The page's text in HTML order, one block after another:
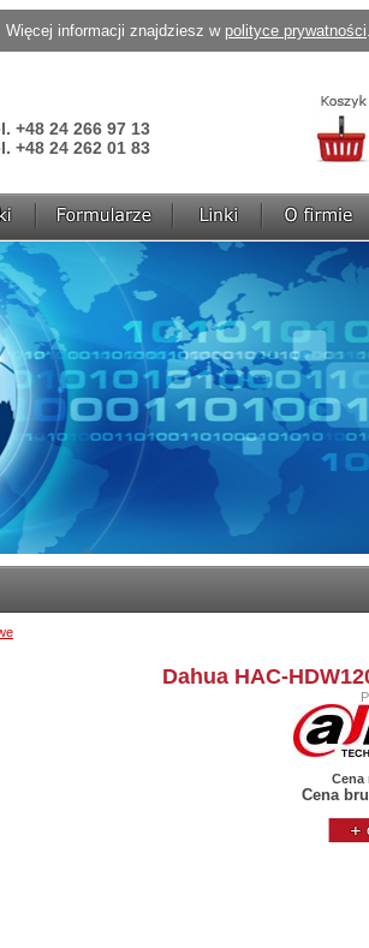
informacji znajdziesz w polityce prywatności.
+48 24 266 97 13
+48 24 262 01 83
Dahua HAC-
Cena
Cena